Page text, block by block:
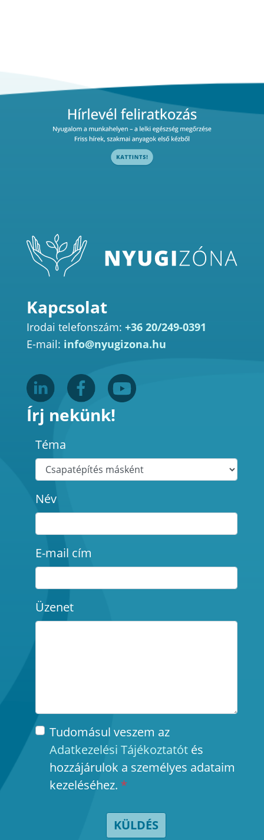
Kapcsolat
Irodai telefonszám: +36 20/249-0391
E-mail: info@nyugizona.hu
Írj nekünk!
Téma
Név
E-mail cím
Üzenet
Tudomásul veszem az
Adatkezelési Tájékoztatótés
hozzájárulok a személyes adataim
kezeléséhez. *
KÜLDÉS